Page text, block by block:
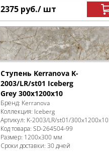
2375 руб./ шт
Ступень Kerranova K-
2003/LR/st01 Iceberg
Grey 300x1200x10
Бренд: Kerranova
Коллекция: Iceberg
Артикул: K-2003/LR/st01/300x1200x10
Код товара: SD-264504-99
Размер: 1200x300 мм
Сроки доставки: 30 дней